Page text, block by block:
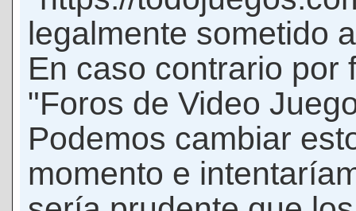
legalmente sometido
En caso contrario por
"Foros de Video
Podemos cambiar
momento e